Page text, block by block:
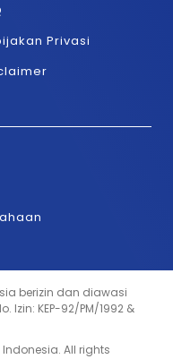
Privasi
berizin dan diawasi
Izin: KEP-92/PM/1992 &
All rights